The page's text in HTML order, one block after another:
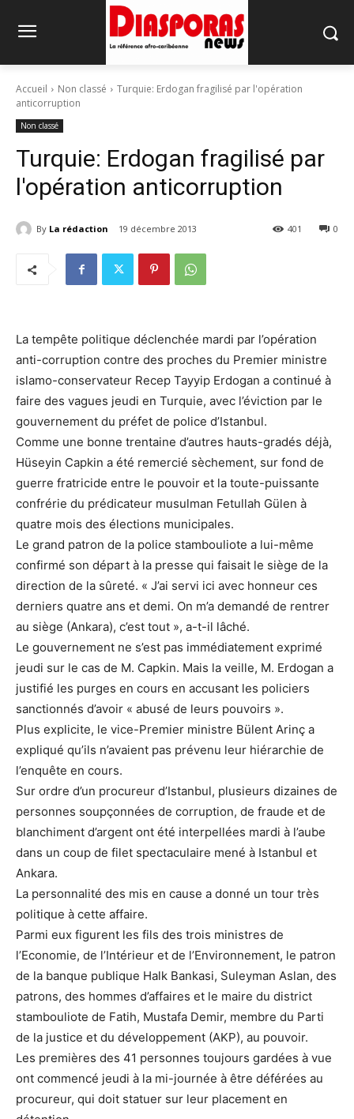
Accueil Non classé
Turquie: Erdogan fragilisé par l'opération
anticorruption
Non classé
Turquie: Erdogan fragilisé par
l'opération anticorruption
By La rédaction 19 décembre 2013 0
401
La tempête politique déclenchée mardi par l’opération
anti-corruption contre des proches du Premier ministre
islamo-conservateur Recep Tayyip Erdogan a continué à
faire des vagues jeudi en Turquie, avec l’éviction par le
gouvernement du préfet de police d’Istanbul.
Comme une bonne trentaine d’autres hauts-gradés déjà,
Hüseyin Capkin a été remercié sèchement, sur fond de
guerre fratricide entre le pouvoir et la toute-puissante
confrérie du prédicateur musulman Fetullah Gülen à
quatre mois des élections municipales.
Le grand patron de la police stambouliote a lui-même
confirmé son départ à la presse qui faisait le siège de la
direction de la sûreté. « J’ai servi ici avec honneur ces
derniers quatre ans et demi. On m’a demandé de rentrer
au siège (Ankara), c’est tout », a-t-il lâché.
Le gouvernement ne s’est pas immédiatement exprimé
jeudi sur le cas de M. Capkin. Mais la veille, M. Erdogan a
justifié les purges en cours en accusant les policiers
sanctionnés d’avoir « abusé de leurs pouvoirs ».
Plus explicite, le vice-Premier ministre Bülent Arinç a
expliqué qu’ils n’avaient pas prévenu leur hiérarchie de
l’enquête en cours.
Sur ordre d’un procureur d’Istanbul, plusieurs dizaines de
personnes soupçonnées de corruption, de fraude et de
blanchiment d’argent ont été interpellées mardi à l’aube
dans un coup de filet spectaculaire mené à Istanbul et
Ankara.
La personnalité des mis en cause a donné un tour très
politique à cette affaire.
Parmi eux figurent les fils des trois ministres de
l’Economie, de l’Intérieur et de l’Environnement, le patron
de la banque publique Halk Bankasi, Suleyman Aslan, des
patrons, des hommes d’affaires et le maire du district
stambouliote de Fatih, Mustafa Demir, membre du Parti
de la justice et du développement (AKP), au pouvoir.
Les premières des 41 personnes toujours gardées à vue
ont commencé jeudi à la mi-journée à être déférées au
procureur, qui doit statuer sur leur placement en